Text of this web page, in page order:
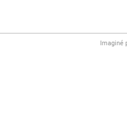
Imaginé